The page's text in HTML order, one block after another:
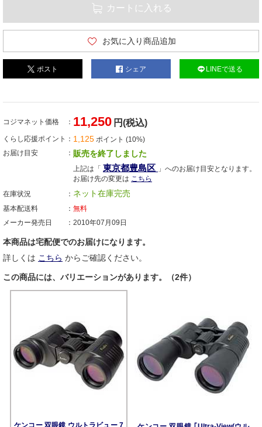
カートに入れる
お気に入り商品追加
ポスト シェア LINEで送る
コジマネット価格 11,250 円(税込)
くらし応援ポイント 1,125 ポイント (10%)
お届け目安
販売を終了しました
上記は「 東京都豊島区 」へのお届け目安となります。
お届け先の変更は こちら
在庫状況
ネット在庫完売
基本配送料
無料
メーカー発売日
2010年07月09日
本商品は宅配便でのお届けになります。
詳しくは こちら からご確認ください。
この商品には、バリエーションがあります。（2件）
ケンコー 双眼鏡 ウルトラビュー 7